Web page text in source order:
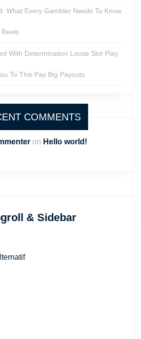
What Every Gambler Needs To Know
With Determination Loose Slot Play
To This Pay Big Payouts
COMMENTS
on Hello world!
& Sidebar